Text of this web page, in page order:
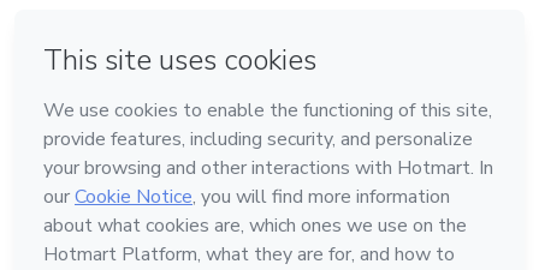
Feito com ❤ na Cidade do México
Conheça a Hotmart
Idioma